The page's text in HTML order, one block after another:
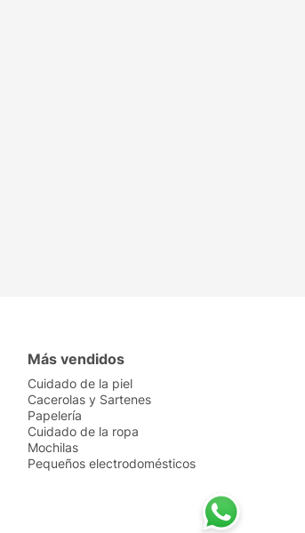
Más vendidos
Cuidado de la piel
Cacerolas y Sartenes
Papelería
Cuidado de la ropa
Mochilas
Pequeños electrodomésticos